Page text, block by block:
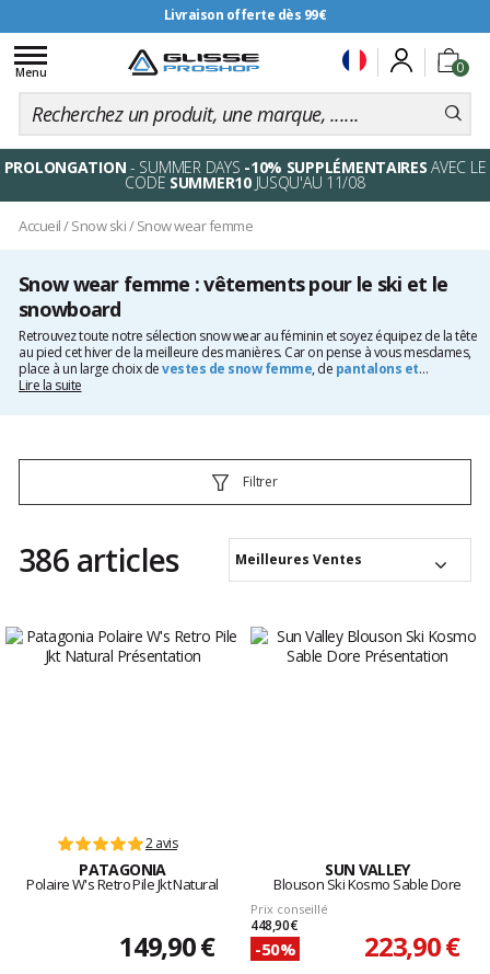
Livraison offerte dès 99€
0
Toggle
navigation
Menu
PROLONGATION - SUMMER DAYS -10% SUPPLÉMENTAIRES AVEC LE
CODE SUMMER10JUSQU'AU 11/08
Accueil/Snow ski/Snow wear femme
Snow wear femme : vêtements pour le ski et le
snowboard
Retrouvez toute notre sélection snow wear au féminin et soyez équipez de la tête
au pied cet hiver de la meilleure des manières. Car on pense à vous mesdames,
place à un large choix devestes de snow femme, de pantalons et
salopettes de snow femme
Lire la suite
Filtrer
386 articles Meilleures Ventes
2 avis
PATAGONIA
Polaire W's Retro Pile Jkt Natural
149,90 €
SUN VALLEY
Blouson Ski Kosmo Sable Dore
Prix conseillé
448,90 €
-50% 223,90 €